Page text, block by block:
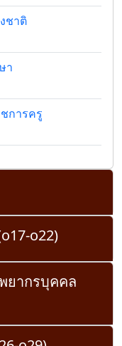
ชาติ
า
การครู
o22)
ยากรบุคคล